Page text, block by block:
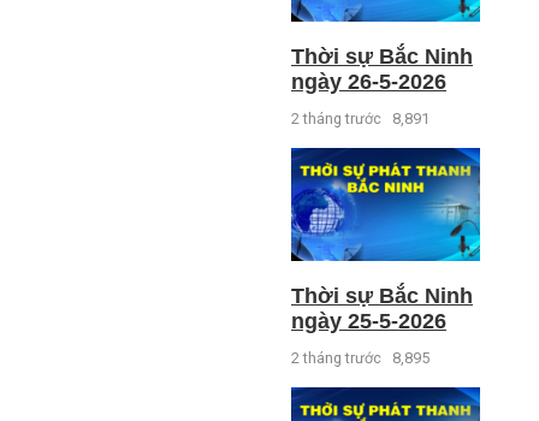
Thời sự Bắc Ninh
ngày 26-5-2026
2 tháng trước 8,891
Thời sự Bắc Ninh
ngày 25-5-2026
2 tháng trước 8,895